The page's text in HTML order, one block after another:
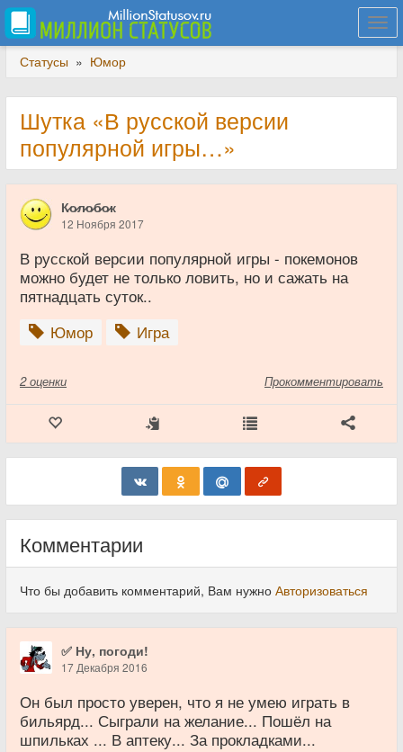
Статусы » Юмор
Шутка «В русской версии
популярной игры…»
К̷о̷л̷о̷б̷о̷к
12 Ноября 2017
В русской версии популярной игры - покемонов
можно будет не только ловить, но и сажать на
пятнадцать суток..
Юмор
Игра
2 оценки Прокомментировать
Комментарии
Что бы добавить комментарий, Вам нужно Авторизоваться
✅ Ну, погоди!
17 Декабря 2016
Он был просто уверен, что я не умею играть в
бильярд... Сыграли на желание... Пошёл на
шпильках ... В аптеку... За прокладками...